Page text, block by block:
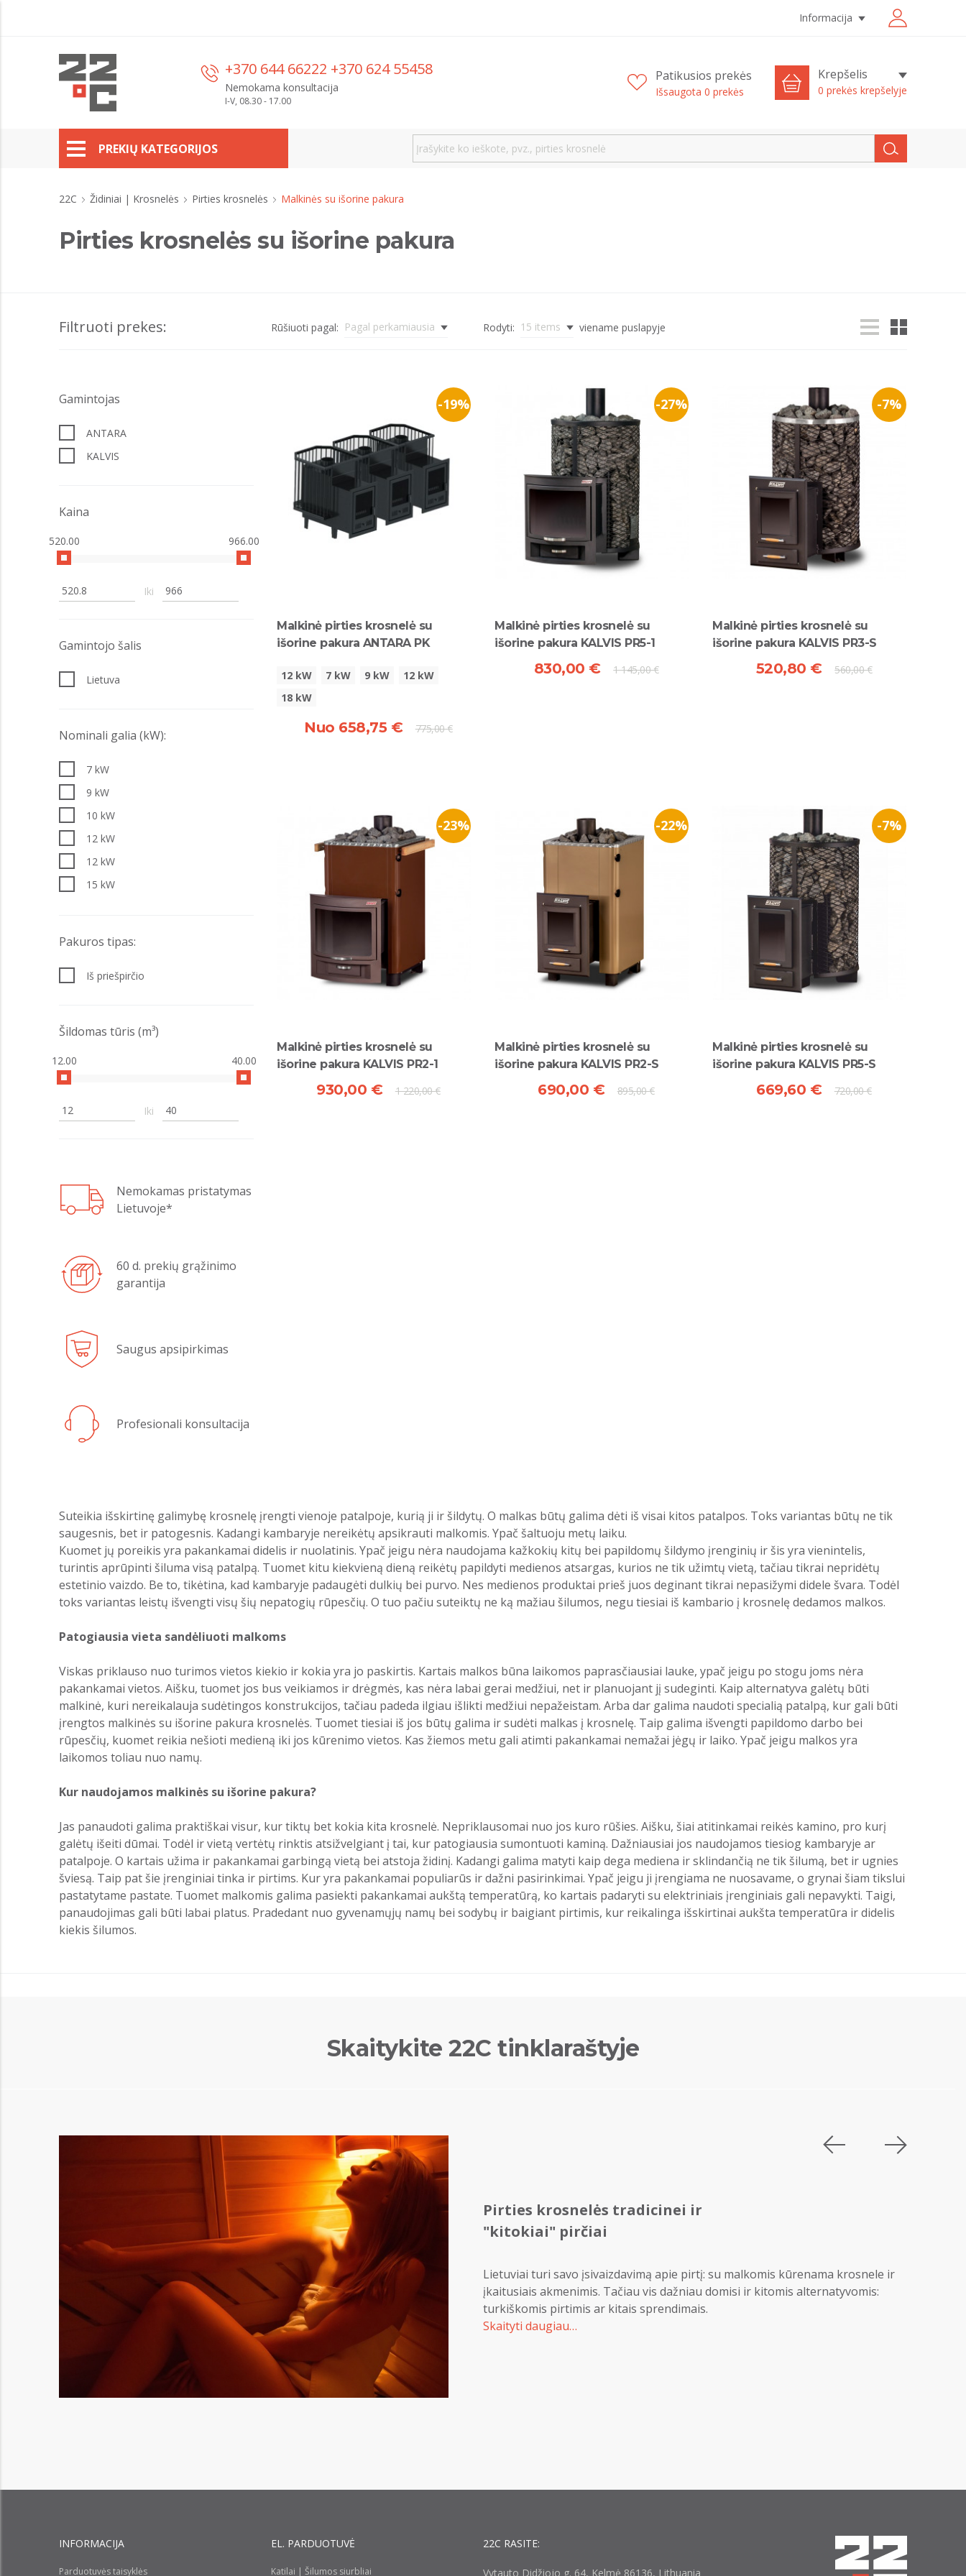
Informacija
+370 644 66222 +370 624 55458
Nemokama konsultacija
I-V, 08.30 - 17.00
Patikusios prekės
Išsaugota 0 prekės
Krepšelis
0 prekės krepšelyje
PREKIŲ KATEGORIJOS
22C Židiniai | Krosnelės Pirties krosnelės Malkinės su išorine pakura
Pirties krosnelės su išorine pakura
Filtruoti prekes: Rūšiuoti pagal: Pagal perkamiausia Rodyti: 15 items viename puslapyje
Gamintojas
ANTARA
KALVIS
Kaina
520.00 966.00
Iki
Gamintojo šalis
Lietuva
Nominali galia (kW):
7 kW
9 kW
10 kW
12 kW
12 kW
15 kW
Pakuros tipas:
Iš priešpirčio
Šildomas tūris (m³)
12.00 40.00
Iki
Nemokamas pristatymas
Lietuvoje*
60 d. prekių grąžinimo
garantija
Saugus apsipirkimas
Profesionali konsultacija
-19%
Malkinė pirties krosnelė su
išorine pakura ANTARA PK
12 kW 7 kW 9 kW
12 kW
18 kW
Nuo 658,75 € 775,00 €
-27%
Malkinė pirties krosnelė su
išorine pakura KALVIS PR5-1
830,00 € 1 145,00 €
-7%
Malkinė pirties krosnelė su
išorine pakura KALVIS PR3-S
520,80 € 560,00 €
-23%
Malkinė pirties krosnelė su
išorine pakura KALVIS PR2-1
930,00 € 1 220,00 €
-22%
Malkinė pirties krosnelė su
išorine pakura KALVIS PR2-S
690,00 € 895,00 €
-7%
Malkinė pirties krosnelė su
išorine pakura KALVIS PR5-S
669,60 € 720,00 €
Suteikia išskirtinę galimybę krosnelę įrengti vienoje patalpoje, kurią ji ir šildytų. O malkas būtų galima dėti iš visai kitos patalpos. Toks variantas būtų ne tik
saugesnis, bet ir patogesnis. Kadangi kambaryje nereikėtų apsikrauti malkomis. Ypač šaltuoju metų laiku.
Kuomet jų poreikis yra pakankamai didelis ir nuolatinis. Ypač jeigu nėra naudojama kažkokių kitų bei papildomų šildymo įrenginių ir šis yra vienintelis,
turintis aprūpinti šiluma visą patalpą. Tuomet kitu kiekvieną dieną reikėtų papildyti medienos atsargas, kurios ne tik užimtų vietą, tačiau tikrai nepridėtų
estetinio vaizdo. Be to, tikėtina, kad kambaryje padaugėti dulkių bei purvo. Nes medienos produktai prieš juos deginant tikrai nepasižymi didele švara. Todėl
toks variantas leistų išvengti visų šių nepatogių rūpesčių. O tuo pačiu suteiktų ne ką mažiau šilumos, negu tiesiai iš kambario į krosnelę dedamos malkos.
Patogiausia vieta sandėliuoti malkoms
Viskas priklauso nuo turimos vietos kiekio ir kokia yra jo paskirtis. Kartais malkos būna laikomos paprasčiausiai lauke, ypač jeigu po stogu joms nėra
pakankamai vietos. Aišku, tuomet jos bus veikiamos ir drėgmės, kas nėra labai gerai medžiui, net ir planuojant jį sudeginti. Kaip alternatyva galėtų būti
malkinė, kuri nereikalauja sudėtingos konstrukcijos, tačiau padeda ilgiau išlikti medžiui nepažeistam. Arba dar galima naudoti specialią patalpą, kur gali būti
įrengtos malkinės su išorine pakura krosnelės. Tuomet tiesiai iš jos būtų galima ir sudėti malkas į krosnelę. Taip galima išvengti papildomo darbo bei
rūpesčių, kuomet reikia nešioti medieną iki jos kūrenimo vietos. Kas žiemos metu gali atimti pakankamai nemažai jėgų ir laiko. Ypač jeigu malkos yra
laikomos toliau nuo namų.
Kur naudojamos malkinės su išorine pakura?
Jas panaudoti galima praktiškai visur, kur tiktų bet kokia kita krosnelė. Nepriklausomai nuo jos kuro rūšies. Aišku, šiai atitinkamai reikės kamino, pro kurį
galėtų išeiti dūmai. Todėl ir vietą vertėtų rinktis atsižvelgiant į tai, kur patogiausia sumontuoti kaminą. Dažniausiai jos naudojamos tiesiog kambaryje ar
patalpoje. O kartais užima ir pakankamai garbingą vietą bei atstoja židinį. Kadangi galima matyti kaip dega mediena ir sklindančią ne tik šilumą, bet ir ugnies
šviesą. Taip pat šie įrenginiai tinka ir pirtims. Kur yra pakankamai populiarūs ir dažni pasirinkimai. Ypač jeigu ji įrengiama ne nuosavame, o grynai šiam tikslui
pastatytame pastate. Tuomet malkomis galima pasiekti pakankamai aukštą temperatūrą, ko kartais padaryti su elektriniais įrenginiais gali nepavykti. Taigi,
panaudojimas gali būti labai platus. Pradedant nuo gyvenamųjų namų bei sodybų ir baigiant pirtimis, kur reikalinga išskirtinai aukšta temperatūra ir didelis
kiekis šilumos.
Skaitykite 22C tinklaraštyje
Pirties krosnelės tradicinei ir
"kitokiai" pirčiai
Lietuviai turi savo įsivaizdavimą apie pirtį: su malkomis kūrenama krosnele ir
įkaitusiais akmenimis. Tačiau vis dažniau domisi ir kitomis alternatyvomis:
turkiškomis pirtimis ar kitais sprendimais.
Skaityti daugiau…
INFORMACIJA
Parduotuvės taisyklės
EL. PARDUOTUVĖ
Katilai | Šilumos siurbliai
22C RASITE:
Vytauto Didžiojo g. 64, Kelmė 86136, Lithuania